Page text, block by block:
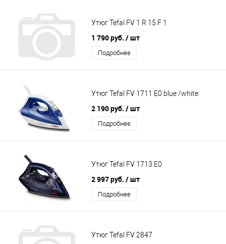
Утюг Tefal FV 1 R 15 F 1
1 790 руб. / шт
Подробнее
Утюг Tefal FV 1711 E0 blue /white
2 190 руб. / шт
Подробнее
Утюг Tefal FV 1713 E0
2 997 руб. / шт
Подробнее
Утюг Tefal FV 2847